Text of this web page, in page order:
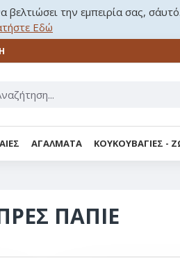
βελτιώσει την εμπειρία σας,
Εδώ
ΑΓΑΛΜΑΤΑ ΚΟΥΚΟΥΒΑΓΙΕΣ -
ΠΑΠΙΕ